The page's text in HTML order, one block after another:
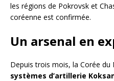
les régions de Pokrovsk et
coréenne est confirmée.
Un arsenal en
Depuis trois mois, la Corée du
systèmes d’artillerie